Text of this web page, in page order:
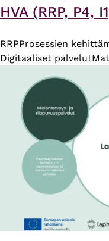
HVA (RRP, P4,
RRPProsessien
Digitaaliset palvelut